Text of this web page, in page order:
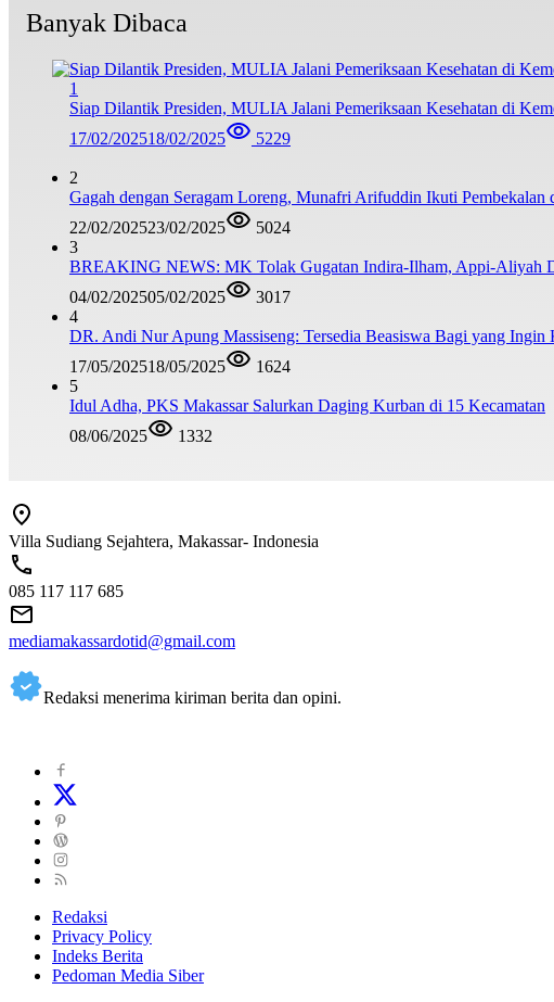
Banyak Dibaca
1
Siap Dilantik Presiden, MULIA Jalani Pemeriksaan Kesehatan di
17/02/202518/02/2025 5229
2
Gagah dengan Seragam Loreng, Munafri Arifuddin Ikuti
22/02/202523/02/2025
5024
3
BREAKING NEWS: MK Tolak Gugatan Indira-Ilham, Appi-Aliyah
04/02/202505/02/2025
3017
4
DR. Andi Nur Apung Massiseng: Tersedia Beasiswa Bagi yang
17/05/202518/05/2025
1624
5
Idul Adha, PKS Makassar Salurkan Daging Kurban di 15 Kecamatan
08/06/2025
1332
Villa Sudiang Sejahtera, Makassar- Indonesia
085 117 117 685
mediamakassardotid@gmail.com
Redaksi menerima kiriman berita dan opini.
Redaksi
Privacy Policy
Indeks Berita
Pedoman Media Siber